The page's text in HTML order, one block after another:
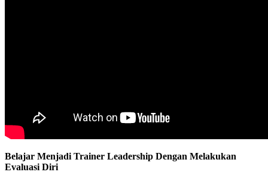
Belajar Menjadi Trainer Leadership Dengan Melakukan
Evaluasi Diri